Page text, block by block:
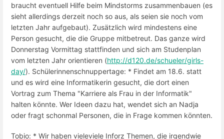
braucht eventuell Hilfe beim Mindstorms zusammenbauen (es
sieht allerdings derzeit noch so aus, als seien sie noch vom
letzten Jahr aufgebaut). Zusätzlich wird mindestens eine
Person gesucht, die die Gruppe mitbetreut. Das ganze wird
Donnerstag Vormittag stattfinden und sich am Studenplan
vom letzten Jahr orientieren (http://d120.de/schueler/girls-
day/). Schülerinnenschnuppertage: * Findet am 18.6. statt
und es wird eine Informatikerin gesucht, die dort einen
Vortrag zum Thema "Karriere als Frau in der Informatik"
halten könnte. Wer Ideen dazu hat, wendet sich an Nadja
oder fragt schonmal Personen, die in Frage kommen könnten.
Tobio: * Wir haben vieleviele Inforz Themen, die irgendwie